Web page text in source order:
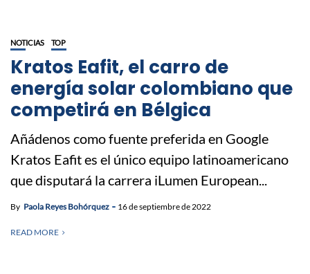
NOTICIAS TOP
Kratos Eafit, el carro de
energía solar colombiano que
competirá en Bélgica
Añádenos como fuente preferida en Google
Kratos Eafit es el único equipo latinoamericano
que disputará la carrera iLumen European...
By Paola Reyes Bohórquez 16 de septiembre de 2022
READ MORE